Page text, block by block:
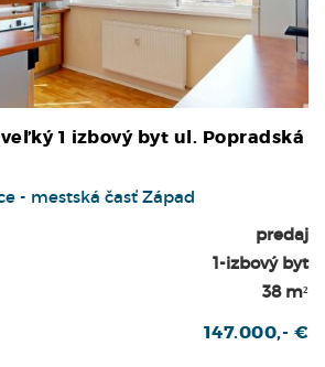
1 izbový byt ul. Popradská
- mestská časť Západ
predaj
1-izbový byt
38 m²
147.000,- €